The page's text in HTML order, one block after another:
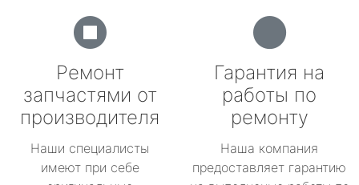
Ремонт
запчастями от
производителя
Наши специалисты
имеют при себе
Гарантия на
работы по
ремонту
Наша компания
предоставляет гарантию